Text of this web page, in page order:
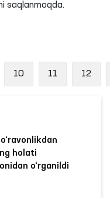
saqlanmoqda.
10 11 12
holati
o‘rganildi